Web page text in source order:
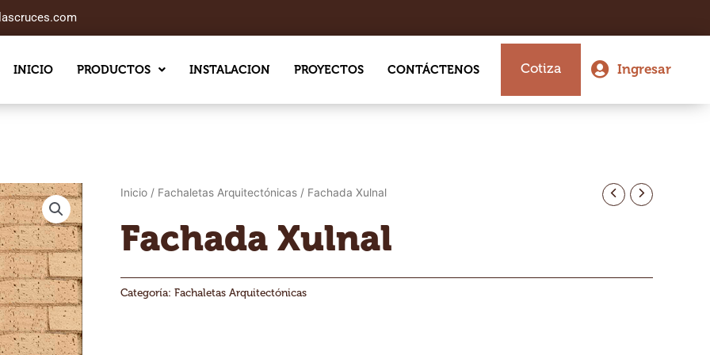
INICIO PRODUCTOS INSTALACION PROYECTOS CONTÁCTENOS Cotiza Ingresar
Inicio / Fachaletas Arquitectónicas / Fachada Xulnal
Fachada Xulnal
Categoría: Fachaletas Arquitectónicas